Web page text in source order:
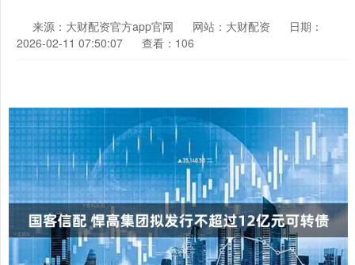
来源：大财配资官方app官网 网站：大财配资
日期：
2026-02-11 07:50:07
查看：106